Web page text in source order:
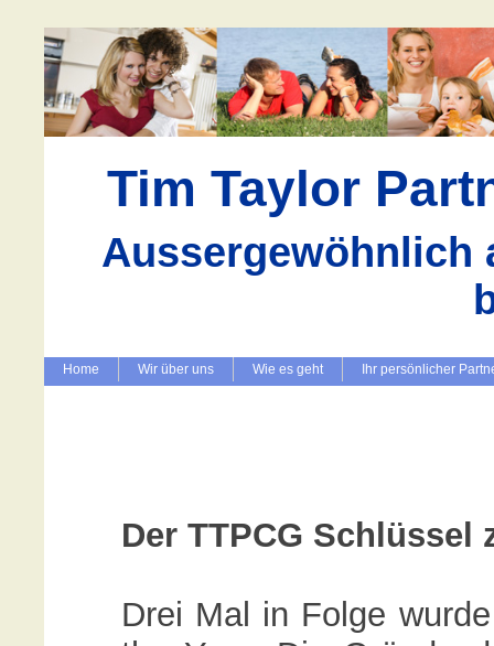
Tim Taylor
Aussergewöhnlich
Home Wir über uns Wie es geht Ihr persönlicher
Der TTPCG Schlüssel
Drei Mal in Folge